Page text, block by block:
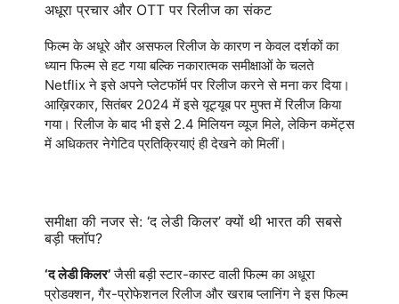
अधूरा प्रचार और OTT पर रिलीज का संकट
फिल्म के अधूरे और असफल रिलीज के कारण न केवल दर्शकों का
ध्यान फिल्म से हट गया बल्कि नकारात्मक समीक्षाओं के चलते
Netflix ने इसे अपने प्लेटफॉर्म पर रिलीज करने से मना कर दिया।
आख़िरकार, सितंबर 2024 में इसे यूट्यूब पर मुफ्त में रिलीज किया
गया। रिलीज के बाद भी इसे 2.4 मिलियन व्यूज मिले, लेकिन कमेंट्स
में अधिकतर नेगेटिव प्रतिक्रियाएं ही देखने को मिलीं।
समीक्षा की नजर से: ‘द लेडी किलर’ क्यों थी भारत की सबसे
बड़ी फ्लॉप?
‘द लेडी किलर’जैसी बड़ी स्टार-कास्ट वाली फिल्म का अधूरा
प्रोडक्शन, गैर-प्रोफेशनल रिलीज और खराब प्लानिंग ने इस फिल्म